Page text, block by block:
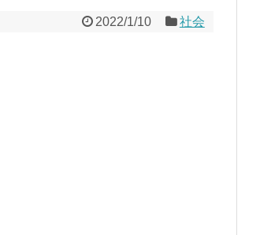
2022/1/10 社会